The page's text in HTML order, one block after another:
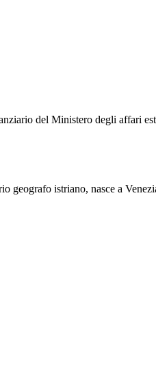
del Ministero degli affari
geografo istriano, nasce a